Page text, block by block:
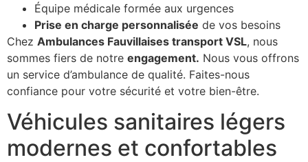
Équipe médicale formée aux urgences
Prise en charge personnalisée de vos besoins
Chez Ambulances Fauvillaises transport VSL, nous
sommes fiers de notre engagement. Nous vous offrons
un service d’ambulance de qualité. Faites-nous
confiance pour votre sécurité et votre bien-être.
Véhicules sanitaires légers
modernes et confortables